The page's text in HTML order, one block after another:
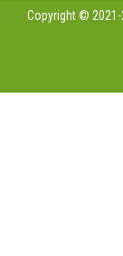
Copyright © 2021-